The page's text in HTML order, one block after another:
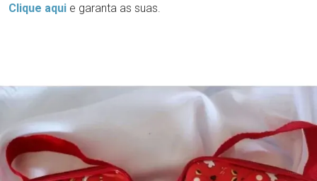
Clique aqui e garanta as suas.